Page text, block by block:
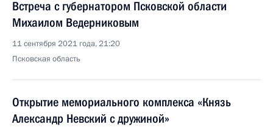
Встреча с губернатором Псковской области
Михаилом Ведерниковым
11 сентября 2021 года, 21:20
Псковская область
Открытие мемориального комплекса «Князь
Александр Невский с дружиной»